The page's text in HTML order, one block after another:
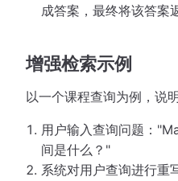
成答案，最终将该答案
增强检索示例
以一个课程查询为例，说
用户输入查询问题：
间是什么？"
系统对用户查询进行重